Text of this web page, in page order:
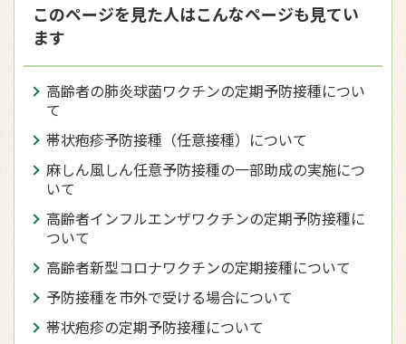
このページを見た人はこんなページも見てい
ます
高齢者の肺炎球菌ワクチンの定期予防接種につい
て
帯状疱疹予防接種（任意接種）について
麻しん風しん任意予防接種の一部助成の実施につ
いて
高齢者インフルエンザワクチンの定期予防接種に
ついて
高齢者新型コロナワクチンの定期接種について
予防接種を市外で受ける場合について
帯状疱疹の定期予防接種について